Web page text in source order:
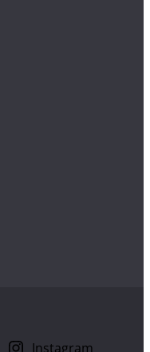
Instagram